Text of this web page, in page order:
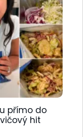
přímo do
hit